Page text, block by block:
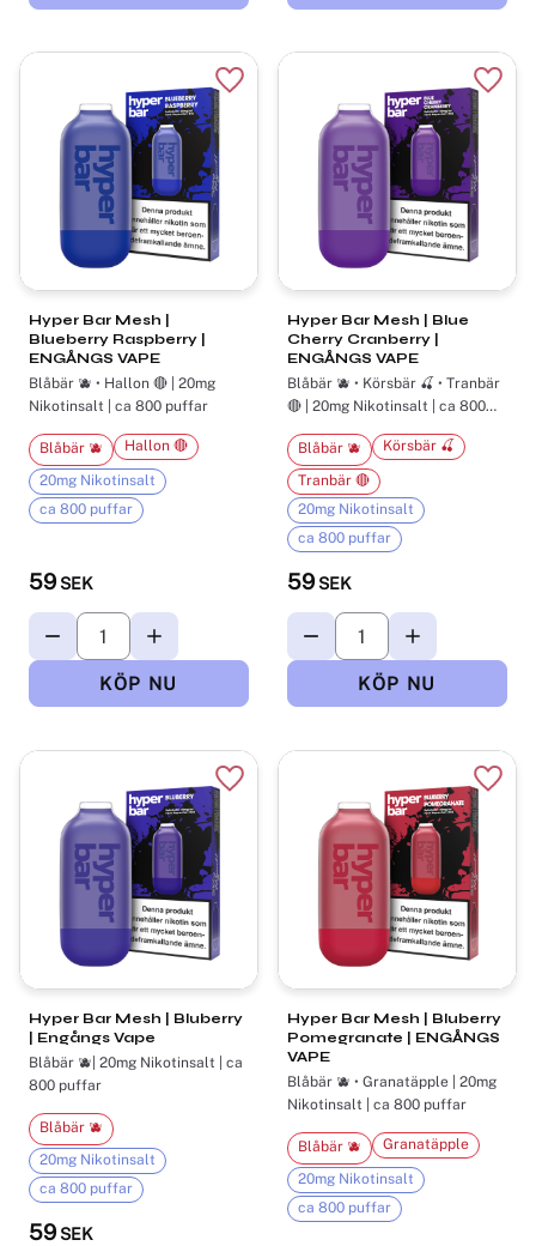
Hyper Bar Mesh |
Blueberry Raspberry |
ENGÅNGS VAPE
Blåbär 🫐 • Hallon 🔴 | 20mg
Nikotinsalt | ca 800 puffar
59 SEK
Blåbär 🫐 Hallon 🔴
20mg Nikotinsalt
ca 800 puffar
Lägg till i favoriter
Hyper Bar Mesh | Blue
Cherry Cranberry |
ENGÅNGS VAPE
Blåbär 🫐 • Körsbär 🍒 • Tranbär
🔴 | 20mg Nikotinsalt | ca 800
59 SEK
Blåbär 🫐 Körsbär 🍒
Tranbär 🔴
20mg Nikotinsalt
ca 800 puffar
Hyper Bar Mesh | Bluberry
| Engångs Vape
Blåbär 🫐| 20mg Nikotinsalt | ca
800 puffar
59 SEK
Blåbär 🫐
20mg Nikotinsalt
ca 800 puffar
Lägg till i favoriter
Hyper Bar Mesh | Bluberry
Pomegranate | ENGÅNGS
VAPE
Blåbär 🫐 • Granatäpple | 20mg
Nikotinsalt | ca 800 puffar
Blåbär 🫐 Granatäpple
20mg Nikotinsalt
ca 800 puffar